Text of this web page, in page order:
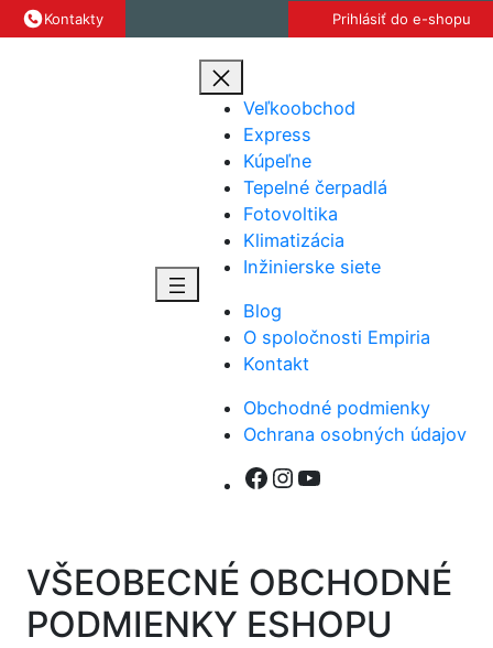
Prejsť
na
Kontakty Prihlásiť do e-shopu
Veľkoobchod
Express
Kúpeľne
Tepelné čerpadlá
Fotovoltika
Klimatizácia
Inžinierske siete
Blog
O spoločnosti Empiria
Kontakt
Obchodné podmienky
Ochrana osobných údajov
Facebook
# YouTube
VŠEOBECNÉ OBCHODNÉ
PODMIENKY ESHOPU